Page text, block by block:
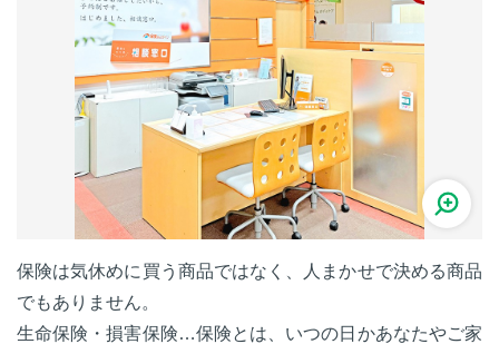
保険は気休めに買う商品ではなく、人まかせで決める商品
でもありません。
生命保険・損害保険…保険とは、いつの日かあなたやご家